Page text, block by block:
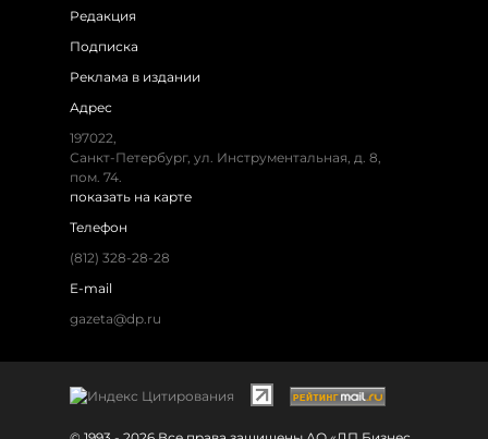
Редакция
Подписка
Реклама в издании
Адрес
197022,
Санкт-Петербург, ул. Инструментальная, д. 8,
пом. 74.
показать на карте
Телефон
(812) 328-28-28
E-mail
gazeta@dp.ru